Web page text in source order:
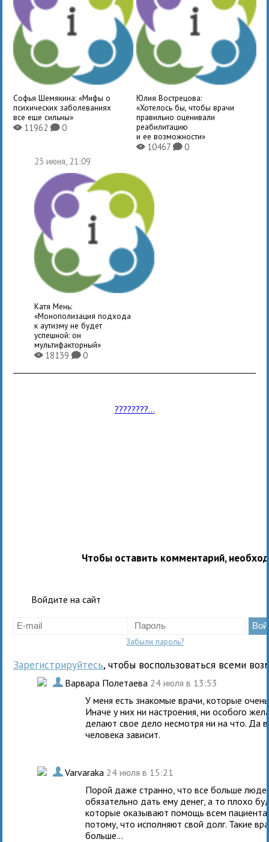
Софья Шемякина: «Мифы о
психических заболеваниях
все еще сильны»
X11962K0
Юлия Вострецова:
«Хотелось бы, чтобы врачи
правильно оценивали
реабилитацию
и ее возможности»
X10467 K0
23 июня, 21:09
Катя Мень:
«Монополизация подхода
к аутизму не будет
успешной: он
мультифакторный»
X18139K0
????????...
Чтобы оставить комментарий,
Войдите на сайт
Забыли пароль?
Зарегистрируйтесь, чтобы воспользоваться всеми
. Варвара Полетаева 24 июля в 13:53
У меня есть знакомые врачи, которые
Иначе у них ни настроения, ни особого
делают свое дело несмотря ни на что. Да
человека зависит.
. Varvaraka 24 июля в 15:21
Порой даже странно, что все больше
обязательно дать ему денег, а то плохо
которые оказывают помощь всем
потому, что исполняют свой долг. Такие
больше...